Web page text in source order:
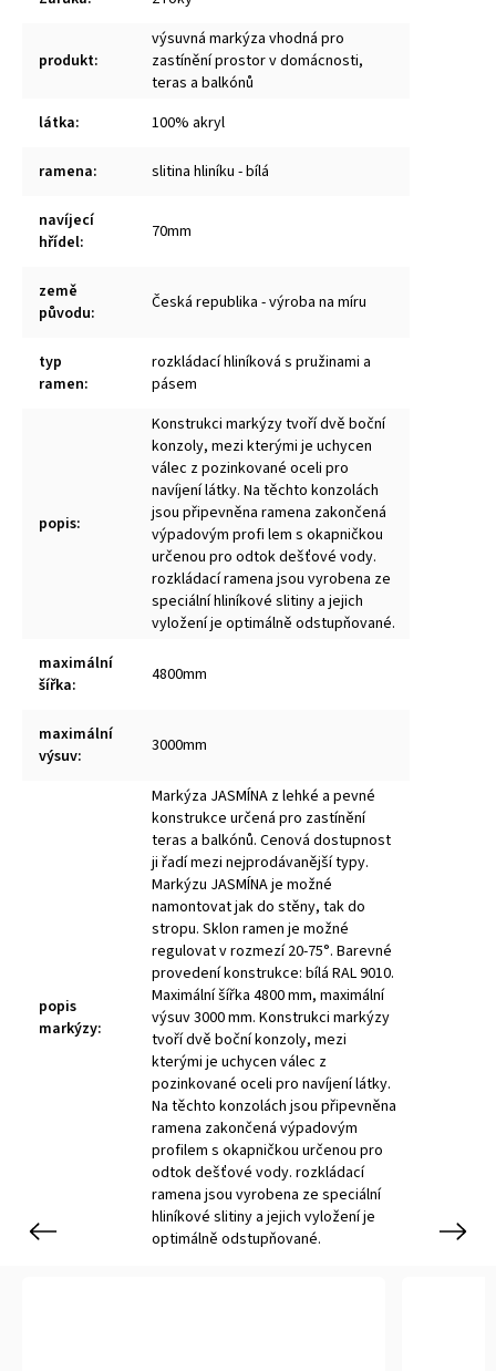
produkt:
výsuvná markýza vhodná pro
zastínění prostor v domácnosti,
teras a balkónů
látka: 100% akryl
ramena: slitina hliníku - bílá
navíjecí
hřídel: 70mm
země
původu: Česká republika - výroba na míru
typ
ramen:
rozkládací hliníková s pružinami a
pásem
popis:
Konstrukci markýzy tvoří dvě boční
konzoly, mezi kterými je uchycen
válec z pozinkované oceli pro
navíjení látky. Na těchto konzolách
jsou připevněna ramena zakončená
výpadovým profi lem s okapničkou
určenou pro odtok dešťové vody.
rozkládací ramena jsou vyrobena ze
speciální hliníkové slitiny a jejich
vyložení je optimálně odstupňované.
maximální
šířka: 4800mm
maximální
výsuv: 3000mm
popis
markýzy:
Markýza JASMÍNA z lehké a pevné
konstrukce určená pro zastínění
teras a balkónů. Cenová dostupnost
ji řadí mezi nejprodávanější typy.
Markýzu JASMÍNA je možné
namontovat jak do stěny, tak do
stropu. Sklon ramen je možné
regulovat v rozmezí 20-75°. Barevné
provedení konstrukce: bílá RAL 9010.
Maximální šířka 4800 mm, maximální
výsuv 3000 mm. Konstrukci markýzy
tvoří dvě boční konzoly, mezi
kterými je uchycen válec z
pozinkované oceli pro navíjení látky.
Na těchto konzolách jsou připevněna
ramena zakončená výpadovým
profilem s okapničkou určenou pro
odtok dešťové vody. rozkládací
ramena jsou vyrobena ze speciální
hliníkové slitiny a jejich vyložení je
optimálně odstupňované.
Previous Next